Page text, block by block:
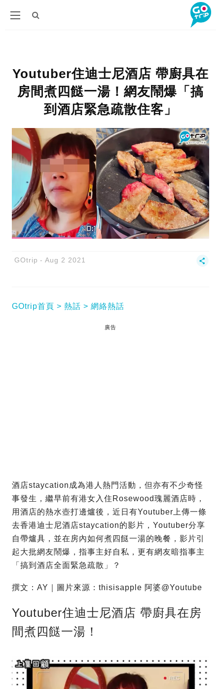
Youtuber住迪士尼酒店 帶廚具在
房間煮四餸一湯！網友鬧爆「搞
到酒店緊急疏散住客」
GOtrip Aug 2 2021
GOtrip首頁 熱話 網絡熱話
廣告
酒店staycation成為港人熱門活動，但亦有不少奇怪
事發生，繼早前有港女入住Rosewood瑰麗酒店時，
用酒店的熱水壺打邊爐後，近日有Youtuber上傳一條
去香港迪士尼酒店staycation的影片，Youtuber分享
自帶爐具，並在房內如何煮四餸一湯的晚餐，影片引
起大批網友鬧爆，指事主好自私，更有網友暗指事主
「搞到酒店全面緊急疏散」？
撰文：AY｜圖片來源：thisisapple 阿婆@Youtube
Youtuber住迪士尼酒店 帶廚具在房
間煮四餸一湯！